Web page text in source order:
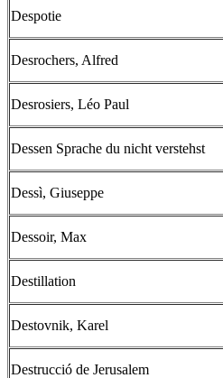
Despotie
Desrochers, Alfred
Desrosiers, Léo Paul
Dessen Sprache du nicht verstehst
Dessì, Giuseppe
Dessoir, Max
Destillation
Destovnik, Karel
Destrucció de Jerusalem